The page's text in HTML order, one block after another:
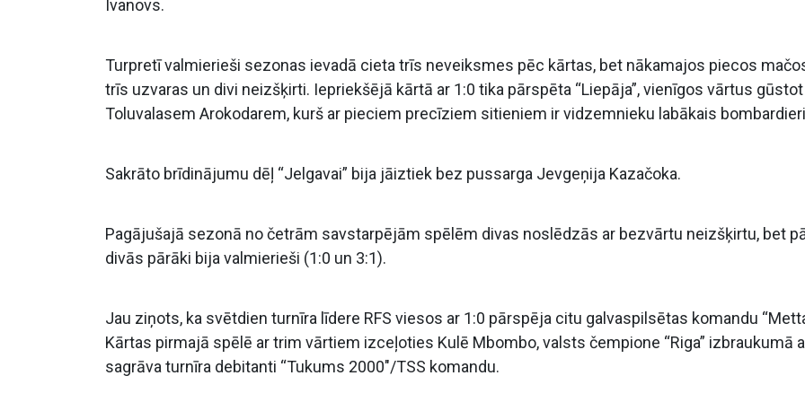
Ivanovs.
Turpretī valmierieši sezonas ievadā cieta trīs neveiksmes pēc kārtas, bet nākamajos piecos
trīs uzvaras un divi neizšķirti. Iepriekšējā kārtā ar 1:0 tika pārspēta “Liepāja”, vienīgos vārtus gūstot
Toluvalasem Arokodarem, kurš ar pieciem precīziem sitieniem ir vidzemnieku labākais
Sakrāto brīdinājumu dēļ “Jelgavai” bija jāiztiek bez pussarga Jevgeņija Kazačoka.
Pagājušajā sezonā no četrām savstarpējām spēlēm divas noslēdzās ar bezvārtu neizšķirtu, bet
divās pārāki bija valmierieši (1:0 un 3:1).
Jau ziņots, ka svētdien turnīra līdere RFS viesos ar 1:0 pārspēja citu galvaspilsētas komandu
Kārtas pirmajā spēlē ar trim vārtiem izceļoties Kulē Mbombo, valsts čempione “Riga” izbraukumā
sagrāva turnīra debitanti “Tukums 2000″/TSS komandu.